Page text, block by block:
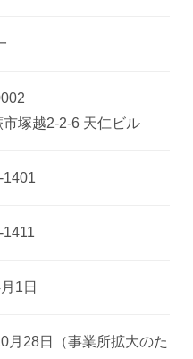
市塚越2-2-6 天仁ビル
1401
1日
月28日（事業所拡大のた